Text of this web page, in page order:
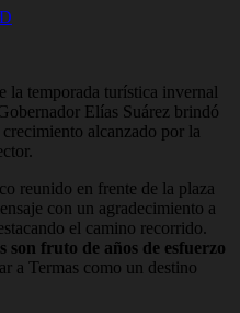
la temporada turística invernal
Elías Suárez brindó
alcanzado por la
reunido en frente de la plaza
con un agradecimiento a
el camino recorrido.
son fruto de años de esfuerzo
a Termas como un destino